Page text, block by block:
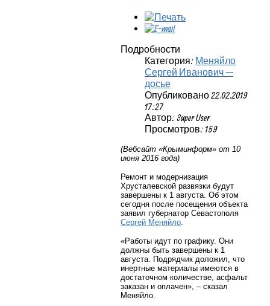
Подробности
Категория: Меняйло
Сергей Иванович —
досье
Опубликовано 22.02.2019
17:27
Автор: Super User
Просмотров: 159
(Вебсайт «Крыминформ» от 10
июня 2016 года)
Ремонт и модернизация
Хрусталевской развязки будут
завершены к 1 августа. Об этом
сегодня после посещения объекта
заявил губернатор Севастополя
Сергей Меняйло
«Работы идут по графику. Они
должны быть завершены к 1
августа. Подрядчик доложил, что
инертные материалы имеются в
достаточном количестве, асфальт
заказан и оплачен», – сказал
Меняйло.